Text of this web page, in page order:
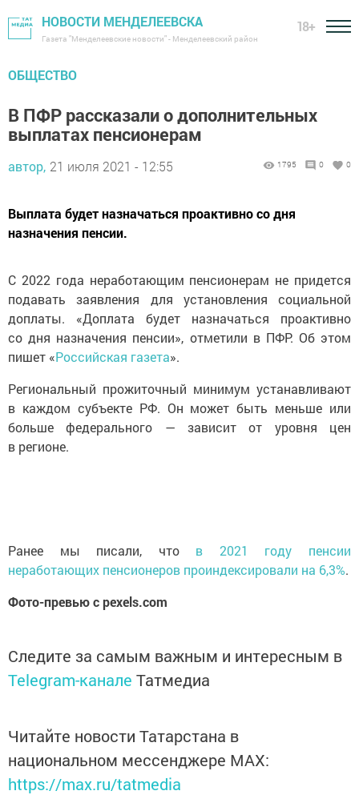
НОВОСТИ МЕНДЕЛЕЕВСКА
Газета "Менделеевские новости" - Менделеевский район
18+
ОБЩЕСТВО
В ПФР рассказали о дополнительных
выплатах пенсионерам
автор, 21 июля 2021 - 12:55 1795 0 0
Выплата будет назначаться проактивно со дня
назначения пенсии.
С 2022 года неработающим пенсионерам не придется
подавать заявления для установления социальной
доплаты. «Доплата будет назначаться проактивно
со дня назначения пенсии», отметили в ПФР. Об этом
пишет «Российская газета».
Региональный прожиточный минимум устанавливают
в каждом субъекте РФ. Он может быть меньше или
больше федерального — зависит от уровня цен
в регионе.
Ранее мы писали, что в 2021 году пенсии
неработающих пенсионеров проиндексировали на 6,3%.
Фото-превью с pexels.com
Следите за самым важным и интересным в
Telegram-канале Татмедиа
Читайте новости Татарстана в
национальном мессенджере MАХ:
https://max.ru/tatmedia